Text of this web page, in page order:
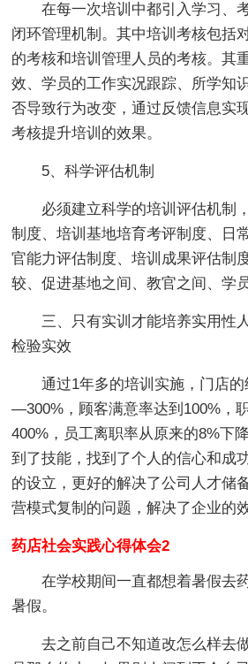
在每一次培训中都引入学习、
闭环管理机制。其中培训考核包括
的考核和培训管理人员的考核。其
效、学员的工作实况跟踪、所学知
否导致行为改变，通过反馈信息实
考核提升培训的效果。
5、科学评估机制
必须建立科学的培训评估机制
制度、培训基地培育考评制度、日
官能力评估制度、培训成果评估制
较、促进基地之间、教官之间、学
三、只有实训才能培养实用性
检验实效
通过1年多的培训实施，门店的
—300%，顾客满意率达到100%，
400%，员工离职率从原来的8%下
到了技能，找到了个人的信心和成
的设立，更好的解决了公司人才储
营模式复制的问题，解决了企业的
药店社会实践心得体会2
在学校期间一直都想着暑假去
暑假。
去之前自己不知道改怎么样去